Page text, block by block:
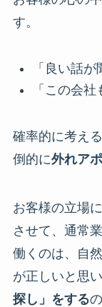
す。
「良い話が
「この会
確率的に考え
倒的に外れア
お客様の立場
させて、通常
働くのは、自
が正しいと思
探し」をする